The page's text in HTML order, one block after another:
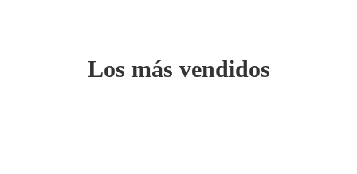
Los más vendidos